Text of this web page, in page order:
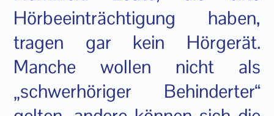
Hörbeeinträchtigung haben,
tragen gar kein Hörgerät.
Manche wollen nicht als
„schwerhöriger Behinderter“